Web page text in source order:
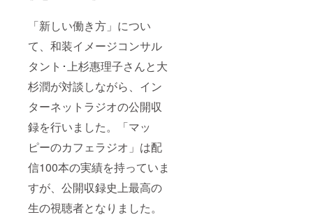
「新しい働き方」につい
て、和装イメージコンサル
タント･上杉惠理子さんと大
杉潤が対談しながら、イン
ターネットラジオの公開収
録を行いました。「マッ
ピーのカフェラジオ」は配
信100本の実績を持っていま
すが、公開収録史上最高の
生の視聴者となりました。